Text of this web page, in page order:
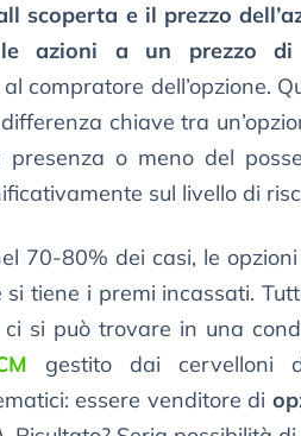
scoperta e il prezzo
le azioni a un prezzo
compratore dell’opzione.
chiave tra
o meno del
sul livello di
70-80% dei casi, le
tiene i premi incassati.
ci si può trovare in una
gestito dai cervelloni
essere venditore di